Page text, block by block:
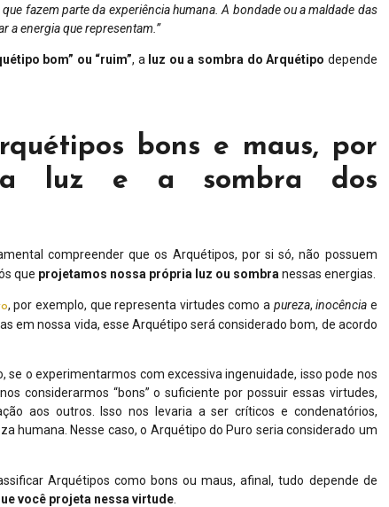
fazem parte da experiência humana. A bondade ou a maldade das
a energia que representam.”
bom” ou “ruim”, a luz ou a sombra do Arquétipo depende
bons e maus, por
a luz e a sombra dos
compreender que os Arquétipos, por si só, não possuem
que projetamos nossa própria luz ou sombra nessas energias.
, por exemplo, que representa virtudes como a pureza,inocência e
em nossa vida, esse Arquétipo será considerado bom, de acordo
o experimentarmos com excessiva ingenuidade, isso pode nos
considerarmos “bons” o suficiente por possuir essas virtudes,
aos outros. Isso nos levaria a ser críticos e condenatórios,
humana. Nesse caso, o Arquétipo do Puro seria considerado um
Arquétipos como bons ou maus, afinal, tudo depende de
você projeta nessa virtude